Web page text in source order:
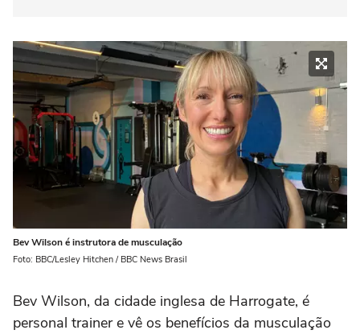
Bev Wilson é instrutora de musculação
Foto: BBC/Lesley Hitchen / BBC News Brasil
Bev Wilson, da cidade inglesa de Harrogate, é
personal trainer e vê os benefícios da musculação